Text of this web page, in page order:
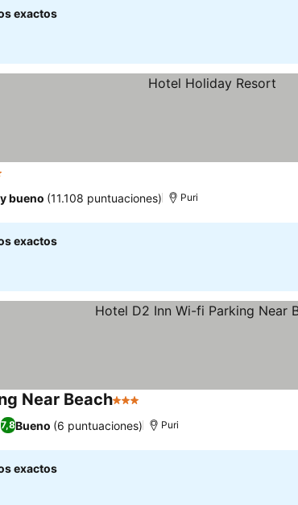
exactos
bueno (11.108 puntuaciones) Puri
exactos
Near Beach3 Estrellas
7,8Bueno (6 puntuaciones) Puri
exactos